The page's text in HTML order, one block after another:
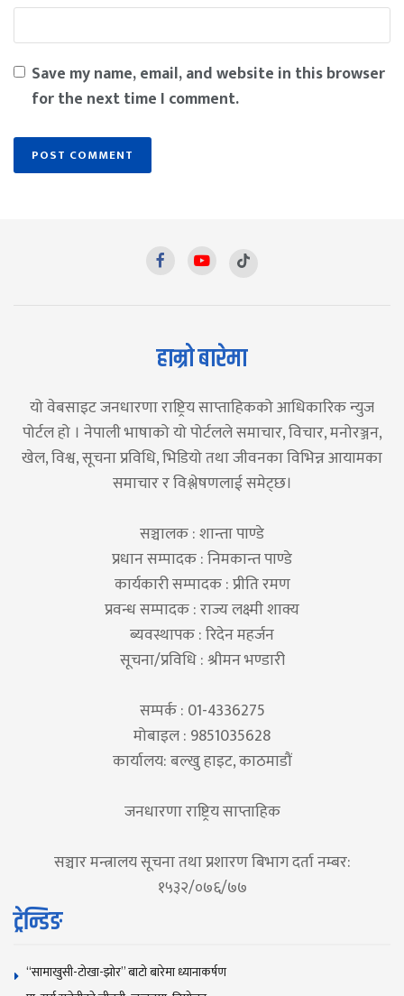
Save my name, email, and website in this browser
for the next time I comment.
हाम्रो बारेमा
यो वेबसाइट जनधारणा राष्ट्रिय साप्ताहिकको आधिकारिक न्युज
पोर्टल हो । नेपाली भाषाको यो पोर्टलले समाचार, विचार, मनोरञ्जन,
खेल, विश्व, सूचना प्रविधि, भिडियो तथा जीवनका विभिन्न आयामका
समाचार र विश्लेषणलाई समेट्छ।
सञ्चालक : शान्ता पाण्डे
प्रधान सम्पादक : निमकान्त पाण्डे
कार्यकारी सम्पादक : प्रीति रमण
प्रवन्ध सम्पादक : राज्य लक्ष्मी शाक्य
ब्यवस्थापक : रिदेन महर्जन
सूचना/प्रविधि : श्रीमन भण्डारी
सम्पर्क : 01-4336275
मोबाइल : 9851035628
कार्यालय: बल्खु हाइट, काठमाडौं
जनधारणा राष्ट्रिय साप्ताहिक
सञ्चार मन्त्रालय सूचना तथा प्रशारण बिभाग दर्ता नम्बर:
१५३२/०७६/७७
ट्रेन्डिङ
“सामाखुसी-टोखा-झोर” बाटो बारेमा ध्यानाकर्षण